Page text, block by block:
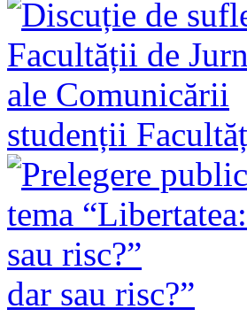
studenții
dar sau risc?”